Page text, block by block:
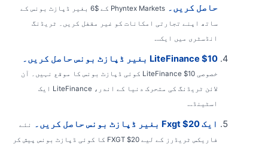
حاصل کریں۔
Phyntex Markets کے $6 بغیر ڈپازٹ بونس کے
ساتھ اپنے تجارتی امکانات کو غیر مقفل کریں۔ ٹریڈنگ
انڈسٹری میں ایک...
LiteFinance $10 بغیر ڈپازٹ بونس حاصل کریں۔
خصوصی LiteFinance $10 کوئی ڈپازٹ بونس کا موقع نہیں۔ آن
لائن ٹریڈنگ کی متحرک دنیا کے اندر، LiteFinance ایک
اسٹینڈ...
ایک Fxgt $20 بغیر ڈپازٹ بونس حاصل کریں۔
نئے
فاریکس ٹریڈرز کے لیے FXGT $20 کا کوئی ڈپازٹ بونس پیش کر